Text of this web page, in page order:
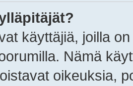
käyttäjiä, joilla
Nämä
oikeuksia,